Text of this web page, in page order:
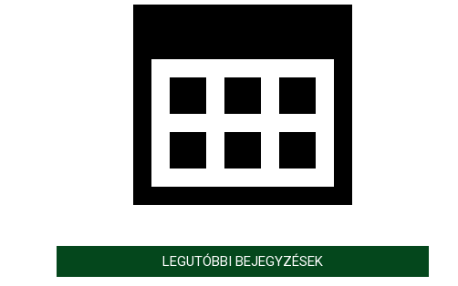
LEGUTÓBBI BEJEGYZÉSEK